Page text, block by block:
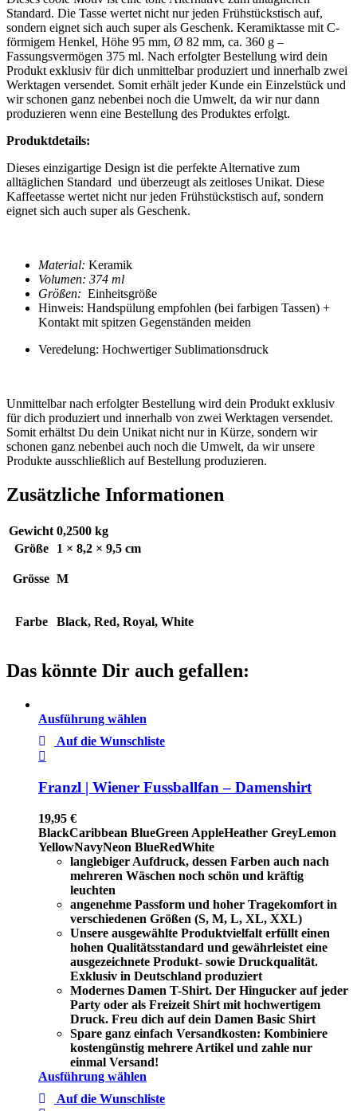
Standard. Die Tasse wertet nicht nur jeden Frühstückstisch auf,
sondern eignet sich auch super als Geschenk. Keramiktasse mit C-
förmigem Henkel, Höhe 95 mm, Ø 82 mm, ca. 360 g –
Fassungsvermögen 375 ml. Nach erfolgter Bestellung wird dein
Produkt exklusiv für dich unmittelbar produziert und innerhalb zwei
Werktagen versendet. Somit erhält jeder Kunde ein Einzelstück und
wir schonen ganz nebenbei noch die Umwelt, da wir nur dann
produzieren wenn eine Bestellung des Produktes erfolgt.
Produktdetails:
Dieses einzigartige Design ist die perfekte Alternative zum
alltäglichen Standard und überzeugt als zeitloses Unikat. Diese
Kaffeetasse wertet nicht nur jeden Frühstückstisch auf, sondern
eignet sich auch super als Geschenk.
Material: Keramik
Volumen: 374 ml
Größen: Einheitsgröße
Hinweis: Handspülung empfohlen (bei farbigen Tassen) +
Kontakt mit spitzen Gegenständen meiden
Veredelung: Hochwertiger Sublimationsdruck
Unmittelbar nach erfolgter Bestellung wird dein Produkt exklusiv
für dich produziert und innerhalb von zwei Werktagen versendet.
Somit erhältst Du dein Unikat nicht nur in Kürze, sondern wir
schonen ganz nebenbei auch noch die Umwelt, da wir unsere
Produkte ausschließlich auf Bestellung produzieren.
Zusätzliche Informationen
Gewicht 0,2500 kg
Größe
1 × 8,2 × 9,5 cm
Grösse M
Farbe Black, Red, Royal, White
Das könnte Dir auch gefallen:
Ausführung wählen
Auf die Wunschliste
Franzl | Wiener Fussballfan – Damenshirt
19,95 €
BlackCaribbean BlueGreen AppleHeather GreyLemon
YellowNavyNeon BlueRedWhite
langlebiger Aufdruck, dessen Farben auch nach
mehreren Wäschen noch schön und kräftig
leuchten
angenehme Passform und hoher Tragekomfort in
verschiedenen Größen (S, M, L, XL, XXL)
Unsere ausgewählte Produktvielfalt erfüllt einen
hohen Qualitätsstandard und gewährleistet eine
ausgezeichnete Produkt- sowie Druckqualität.
Exklusiv in Deutschland produziert
Modernes Damen T-Shirt. Der Hingucker auf jeder
Party oder als Freizeit Shirt mit hochwertigem
Druck. Freu dich auf dein Damen Basic Shirt
Spare ganz einfach Versandkosten: Kombiniere
kostengünstig mehrere Artikel und zahle nur
einmal Versand!
Ausführung wählen
Auf die Wunschliste